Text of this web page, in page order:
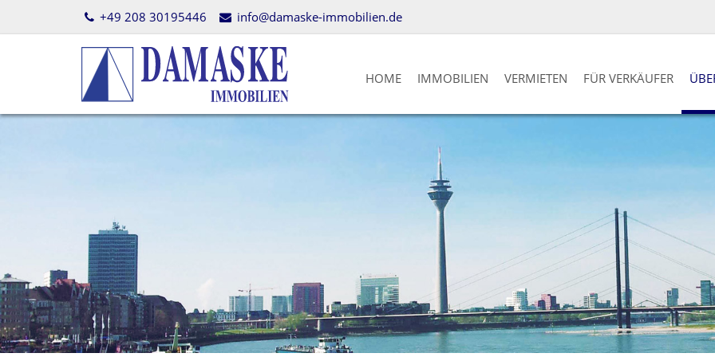
+49 208 30195446 info@damaske-immobilien.de
HOME IMMOBILIEN VERMIETEN FÜR VERKÄUFER